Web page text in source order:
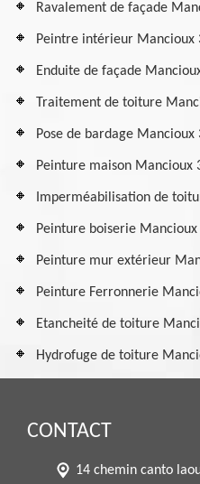
Ravalement de façade
Peintre intérieur Mancioux
Enduite de façade
Traitement de toiture
Pose de bardage Mancioux
Peinture maison Mancioux
Imperméabilisation de
Peinture boiserie Mancioux
Peinture mur extérieur
Peinture Ferronnerie
Etancheité de toiture
Hydrofuge de toiture
CONTACT
14 chemin canto